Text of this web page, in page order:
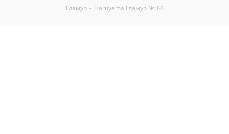
Гламур - Haruyama Гламур № 14